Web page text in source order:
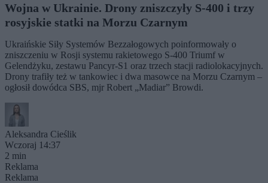
Wojna w Ukrainie. Drony zniszczyły S-400 i trzy
rosyjskie statki na Morzu Czarnym
Ukraińskie Siły Systemów Bezzałogowych poinformowały o
zniszczeniu w Rosji systemu rakietowego S-400 Triumf w
Gelendżyku, zestawu Pancyr-S1 oraz trzech stacji radiolokacyjnych.
Drony trafiły też w tankowiec i dwa masowce na Morzu Czarnym –
ogłosił dowódca SBS, mjr Robert „Madiar” Browdi.
Aleksandra Cieślik
Wczoraj 14:37
2 min
Reklama
Reklama